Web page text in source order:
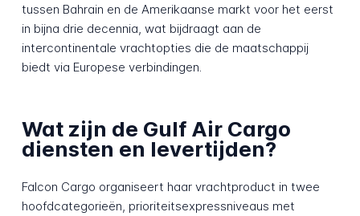
tussen Bahrain en de Amerikaanse markt voor het eerst
in bijna drie decennia, wat bijdraagt aan de
intercontinentale vrachtopties die de maatschappij
biedt via Europese verbindingen.
Wat zijn de Gulf Air Cargo
diensten en levertijden?
Falcon Cargo organiseert haar vrachtproduct in twee
hoofdcategorieën, prioriteitsexpressniveaus met